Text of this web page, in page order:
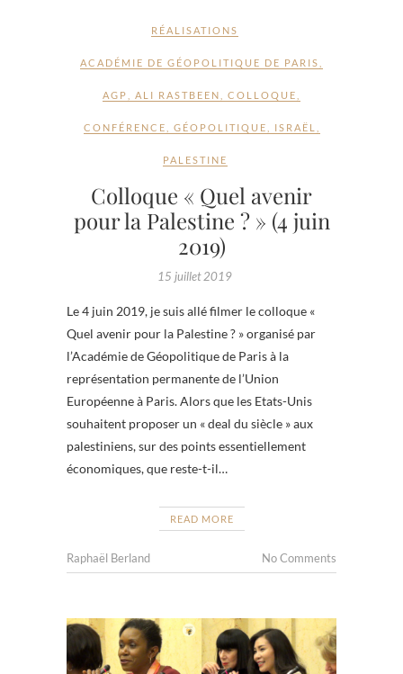
RÉALISATIONS
ACADÉMIE DE GÉOPOLITIQUE DE PARIS
AGP ALI RASTBEEN COLLOQUE
CONFÉRENCE GÉOPOLITIQUE ISRAËL
PALESTINE
Colloque « Quel avenir
pour la Palestine ? » (4 juin
2019)
15 juillet 2019
Le 4 juin 2019, je suis allé filmer le colloque «
Quel avenir pour la Palestine ? » organisé par
l’Académie de Géopolitique de Paris à la
représentation permanente de l’Union
Européenne à Paris. Alors que les Etats-Unis
souhaitent proposer un « deal du siècle » aux
palestiniens, sur des points essentiellement
économiques, que reste-t-il…
READ MORE
Raphaël Berland No Comments